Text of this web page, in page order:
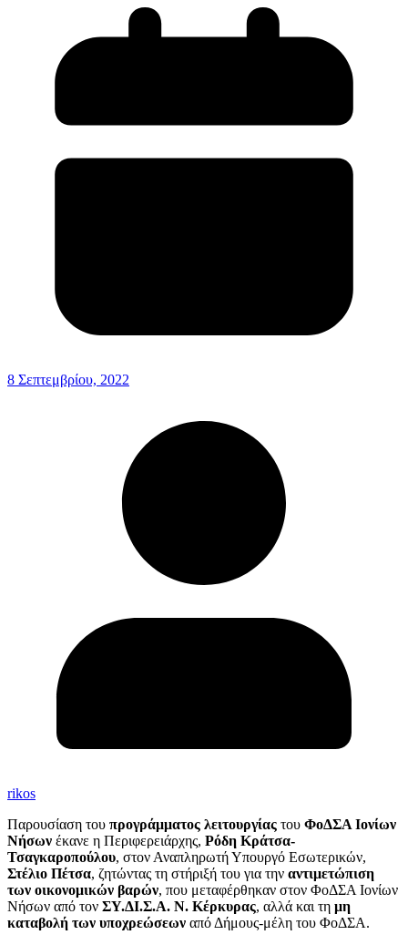
8 Σεπτεμβρίου, 2022
rikos
Παρουσίαση του προγράμματος λειτουργίας του ΦοΔΣΑ Ιονίων
Νήσων έκανε η Περιφερειάρχης, Ρόδη Κράτσα-
Τσαγκαροπούλου, στον Αναπληρωτή Υπουργό Εσωτερικών,
Στέλιο Πέτσα, ζητώντας τη στήριξή του για την αντιμετώπιση
των οικονομικών βαρών, που μεταφέρθηκαν στον ΦοΔΣΑ Ιονίων
Νήσων από τον ΣΥ.ΔΙ.Σ.Α. Ν. Κέρκυρας, αλλά και τη μη
καταβολή των υποχρεώσεων από Δήμους-μέλη του ΦοΔΣΑ.